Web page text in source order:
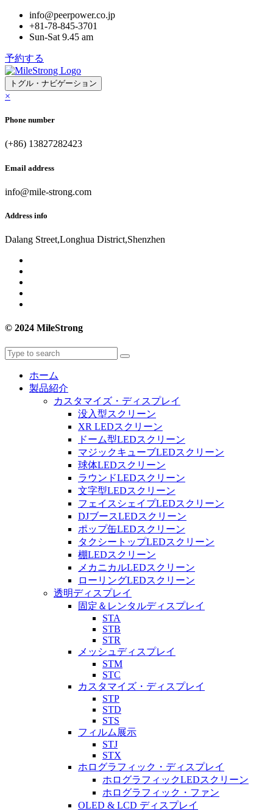
info@peerpower.co.jp
+81-78-845-3701
Sun-Sat 9.45 am
予約する
トグル・ナビゲーション
×
Phone number
(+86) 13827282423
Email address
info@mile-strong.com
Address info
Dalang Street,Longhua District,Shenzhen
© 2024 MileStrong
ホーム
製品紹介
カスタマイズ・ディスプレイ
没入型スクリーン
XR LEDスクリーン
ドーム型LEDスクリーン
マジックキューブLEDスクリーン
球体LEDスクリーン
ラウンドLEDスクリーン
文字型LEDスクリーン
フェイスシェイプLEDスクリーン
DJブースLEDスクリーン
ポップ缶LEDスクリーン
タクシートップLEDスクリーン
棚LEDスクリーン
メカニカルLEDスクリーン
ローリングLEDスクリーン
透明ディスプレイ
固定＆レンタルディスプレイ
STA
STB
STR
メッシュディスプレイ
STM
STC
カスタマイズ・ディスプレイ
STP
STD
STS
フィルム展示
STJ
STX
ホログラフィック・ディスプレイ
ホログラフィックLEDスクリーン
ホログラフィック・ファン
OLED & LCD ディスプレイ